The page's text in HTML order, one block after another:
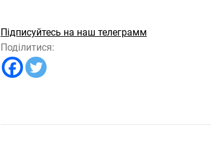
Підписуйтесь на наш телеграмм
Поділитися: